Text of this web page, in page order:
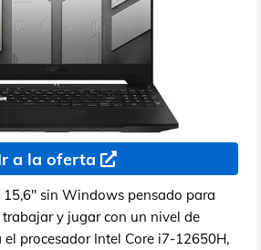
a la oferta
sin Windows pensado para
y jugar con un nivel de
procesador Intel Core i7-12650H,